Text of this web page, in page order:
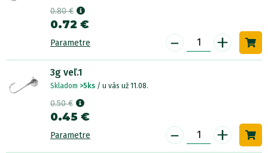
0.80 €
0.72 €
Parametre - +
3g veľ.1
Skladom >5ks / u vás už 11.08.
0.50 €
0.45 €
Parametre - +